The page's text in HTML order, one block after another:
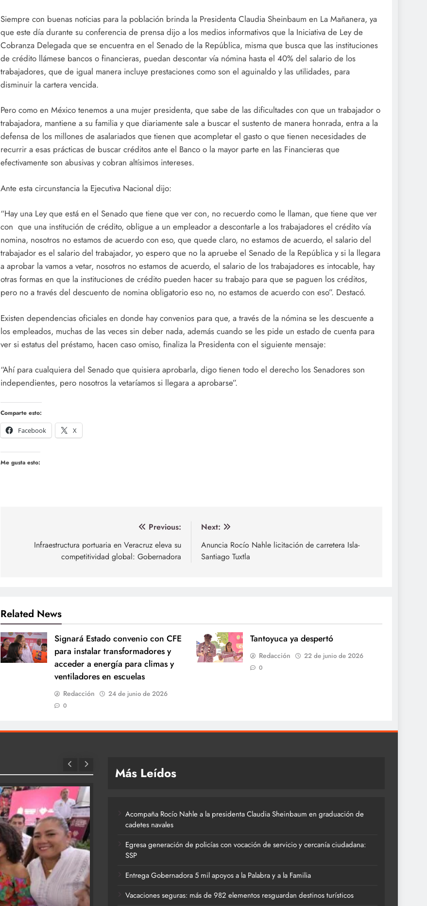
Siempre con buenas noticias para la población brinda la Presidenta Claudia Sheinbaum en La Mañanera, ya
que este día durante su conferencia de prensa dijo a los medios informativos que la Iniciativa de Ley de
Cobranza Delegada que se encuentra en el Senado de la República, misma que busca que las instituciones
de crédito llámese bancos o financieras, puedan descontar vía nómina hasta el 40% del salario de los
trabajadores, que de igual manera incluye prestaciones como son el aguinaldo y las utilidades, para
disminuir la cartera vencida.
Pero como en México tenemos a una mujer presidenta, que sabe de las dificultades con que un trabajador o
trabajadora, mantiene a su familia y que diariamente sale a buscar el sustento de manera honrada, entra a la
defensa de los millones de asalariados que tienen que acompletar el gasto o que tienen necesidades de
recurrir a esas prácticas de buscar créditos ante el Banco o la mayor parte en las Financieras que
efectivamente son abusivas y cobran altísimos intereses.
Ante esta circunstancia la Ejecutiva Nacional dijo:
“Hay una Ley que está en el Senado que tiene que ver con, no recuerdo como le llaman, que tiene que ver
con que una institución de crédito, obligue a un empleador a descontarle a los trabajadores el crédito vía
nomina, nosotros no estamos de acuerdo con eso, que quede claro, no estamos de acuerdo, el salario del
trabajador es el salario del trabajador, yo espero que no la apruebe el Senado de la República y si la llegara
a aprobar la vamos a vetar, nosotros no estamos de acuerdo, el salario de los trabajadores es intocable, hay
otras formas en que la instituciones de crédito pueden hacer su trabajo para que se paguen los créditos,
pero no a través del descuento de nomina obligatorio eso no, no estamos de acuerdo con eso”. Destacó.
Existen dependencias oficiales en donde hay convenios para que, a través de la nómina se les descuente a
los empleados, muchas de las veces sin deber nada, además cuando se les pide un estado de cuenta para
ver si estatus del préstamo, hacen caso omiso, finaliza la Presidenta con el siguiente mensaje:
“Ahí para cualquiera del Senado que quisiera aprobarla, digo tienen todo el derecho los Senadores son
independientes, pero nosotros la vetaríamos si llegara a aprobarse”.
Comparte esto:
Facebook
X
Me gusta esto:
Previous:
Infraestructura portuaria en Veracruz eleva su
competitividad global: Gobernadora
Next:
Anuncia Rocío Nahle licitación de carretera Isla-
Santiago Tuxtla
Related News
Signará Estado convenio con CFE
para instalar transformadores y
acceder a energía para climas y
ventiladores en escuelas
Redacción 24 de junio de 2026
0
Tantoyuca ya despertó
Redacción 22 de junio de 2026
0
Más Leídos
Acompaña Rocío Nahle a la presidenta Claudia Sheinbaum en graduación de
cadetes navales
Egresa generación de policías con vocación de servicio y cercanía ciudadana:
SSP
Entrega Gobernadora 5 mil apoyos a la Palabra y a la Familia
Vacaciones seguras: más de 982 elementos resguardan destinos turísticos